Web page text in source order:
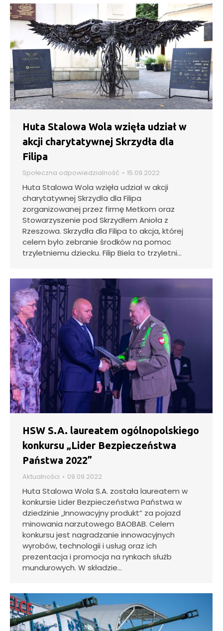
Huta Stalowa Wola wzięła udział w
akcji charytatywnej Skrzydła dla
Filipa
Społeczna odpowiedzialność 15.09.2022
Huta Stalowa Wola wzięła udział w akcji
charytatywnej Skrzydła dla Filipa
zorganizowanej przez firmę Metkom oraz
Stowarzyszenie pod Skrzydłem Anioła z
Rzeszowa. Skrzydła dla Filipa to akcja, której
celem było zebranie środków na pomoc
trzyletniemu dziecku. Filip Biela to trzyletni…
HSW S.A. laureatem ogólnopolskiego
konkursu „Lider Bezpieczeństwa
Państwa 2022”
Aktualności 09.09.2022
Huta Stalowa Wola S.A. została laureatem w
konkursie Lider Bezpieczeństwa Państwa w
dziedzinie „Innowacyjny produkt” za pojazd
minowania narzutowego BAOBAB. Celem
konkursu jest nagradzanie innowacyjnych
wyrobów, technologii i usług oraz ich
prezentacja i promocja na rynkach służb
mundurowych. W składzie…